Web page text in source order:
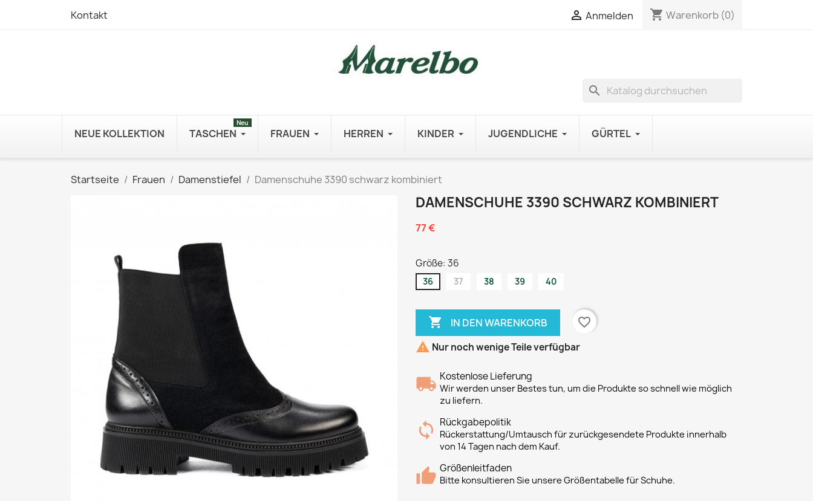
Kontakt  Anmelden shopping_cart Warenkorb (0)
search
NEUE KOLLEKTION TASCHEN
Neu
FRAUEN HERREN KINDER JUGENDLICHE GÜRTEL
Startseite Frauen Damenstiefel Damenschuhe 3390 schwarz kombiniert
DAMENSCHUHE 3390 SCHWARZ KOMBINIERT
77 €
Größe: 36
36 37 38 39 40
 IN DEN WARENKORB
favorite_border
 Nur noch wenige Teile verfügbar
Kostenlose Lieferung
Wir werden unser Bestes tun, um die Produkte so schnell wie möglich
zu liefern.
Rückgabepolitik
Rückerstattung/Umtausch für zurückgesendete Produkte innerhalb
von 14 Tagen nach dem Kauf.
Größenleitfaden
Bitte konsultieren Sie unsere Größentabelle für Schuhe.